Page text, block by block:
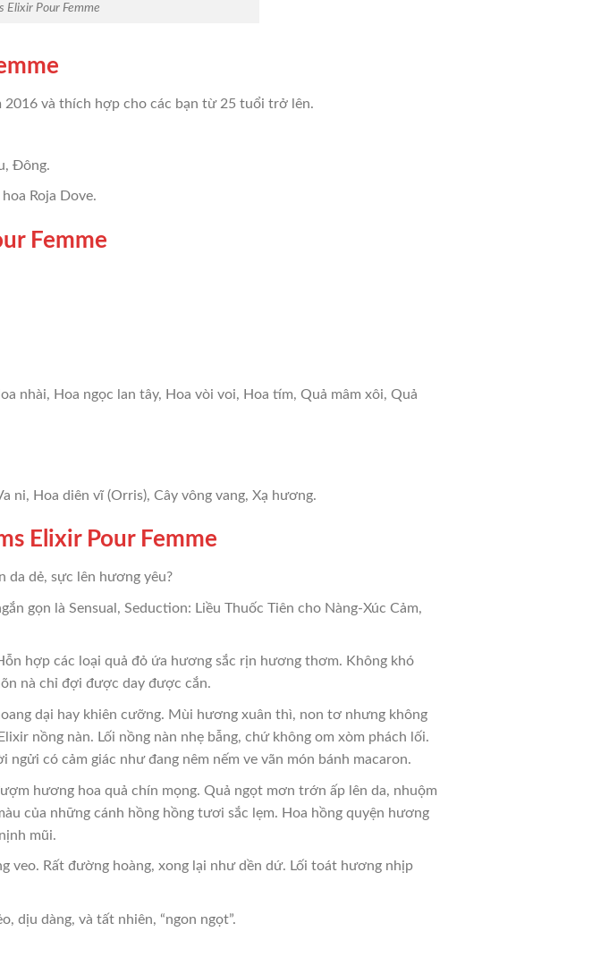
Elixir Pour Femme
2016 và thích hợp cho các bạn từ 25 tuổi trở lên.
Đông.
Roja Dove.
Femme
nhài, Hoa ngọc lan tây, Hoa vòi voi, Hoa tím, Quả mâm xôi, Quả
ni, Hoa diên vĩ (Orris), Cây vông vang, Xạ hương.
Elixir Pour Femme
da dẻ, sực lên hương yêu?
gọn là Sensual, Seduction: Liều Thuốc Tiên cho Nàng-Xúc Cảm,
hợp các loại quả đỏ ứa hương sắc rịn hương thơm. Không khó
nà chỉ đợi được day được cắn.
dại hay khiên cưỡng. Mùi hương xuân thì, non tơ nhưng không
nồng nàn. Lối nồng nàn nhẹ bẫng, chứ không om xòm phách lối.
có cảm giác như đang nêm nếm ve vãn món bánh macaron.
hương hoa quả chín mọng. Quả ngọt mơn trớn ấp lên da, nhuộm
của những cánh hồng hồng tươi sắc lẹm. Hoa hồng quyện hương
mũi.
veo. Rất đường hoàng, xong lại như dền dứ. Lối toát hương nhịp
dịu dàng, và tất nhiên, “ngon ngọt”.